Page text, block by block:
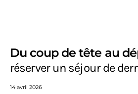
Du coup de tête au
réserver un séjour de
14 avril 2026